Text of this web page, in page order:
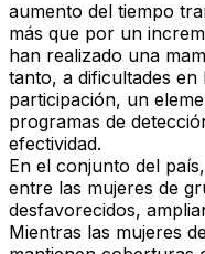
aumento del tiempo
más que por un
han realizado una
tanto, a dificultades en
participación, un
programas de
efectividad.
En el conjunto del
entre las mujeres de
desfavorecidos,
Mientras las mujeres